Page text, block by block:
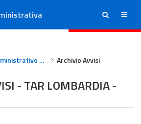
ricerca menu
Tribunale amministrativo regionale per la Lombardia - Brescia Archivio Avvisi
- TAR LOMBARDIA -